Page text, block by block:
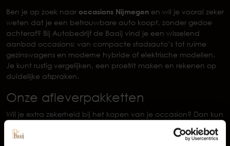
Ben je op zoek naar occasions Nijmegen en wil je vooral zeker
weten dat je een betrouwbare auto koopt, zonder gedoe
achteraf? Bij Autobedrijf de Baaij vind je een wisselend
aanbod occasions: van compacte stadsauto’s tot ruime
gezinswagens en moderne hybride of elektrische modellen.
Je kunt rustig vergelijken, een proefrit maken en rekenen op
duidelijke afspraken.
Onze afleverpakketten
Wil je extra zekerheid bij het kopen van je occasion? Dan kun
is altijd inbegrepen en bevat onder andere
Occasions